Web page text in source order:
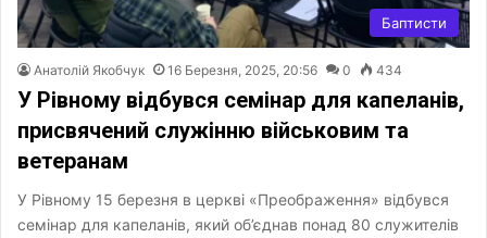
Баптисти
Анатолій Якобчук 16 Березня, 2025, 20:56 0 434
У Рівному відбувся семінар для капеланів,
присвячений служінню військовим та
ветеранам
У Рівному 15 березня в церкві «Преображення» відбувся
семінар для капеланів, який об’єднав понад 80 служителів